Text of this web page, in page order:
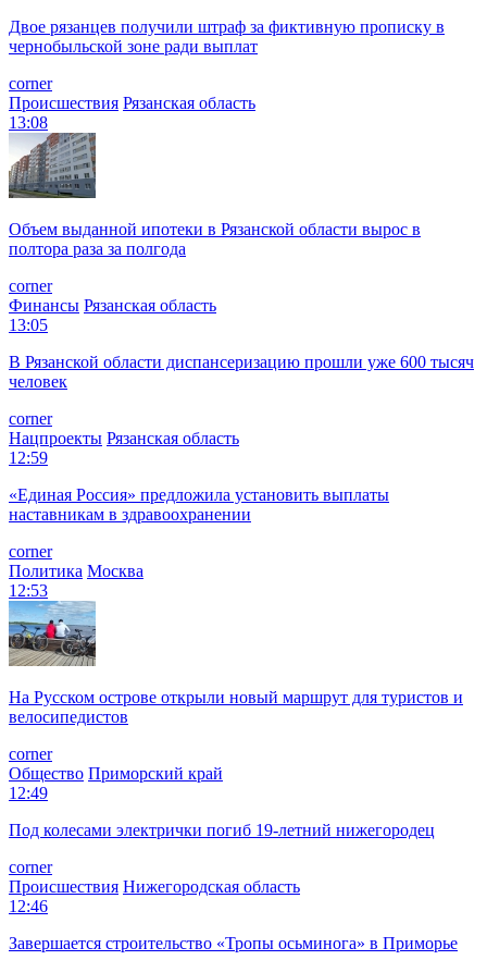
Двое рязанцев получили штраф за фиктивную прописку в
чернобыльской зоне ради выплат
corner
Происшествия Рязанская область
13:08
Объем выданной ипотеки в Рязанской области вырос в
полтора раза за полгода
corner
Финансы Рязанская область
13:05
В Рязанской области диспансеризацию прошли уже 600 тысяч
человек
corner
Нацпроекты Рязанская область
12:59
«Единая Россия» предложила установить выплаты
наставникам в здравоохранении
corner
Политика Москва
12:53
На Русском острове открыли новый маршрут для туристов и
велосипедистов
corner
Общество Приморский край
12:49
Под колесами электрички погиб 19-летний нижегородец
corner
Происшествия Нижегородская область
12:46
Завершается строительство «Тропы осьминога» в Приморье